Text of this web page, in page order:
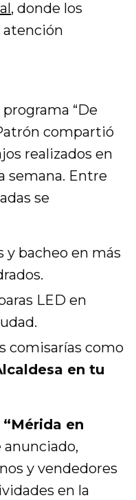
, donde los
“De
compartió
realizados en
semana. Entre
se
y bacheo en más
LED en
comisarías como
en tu
“Mérida en
y vendedores
en la